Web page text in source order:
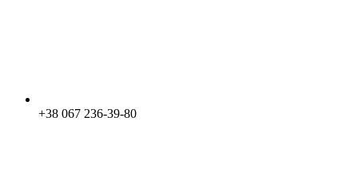
+38 067 236-39-80